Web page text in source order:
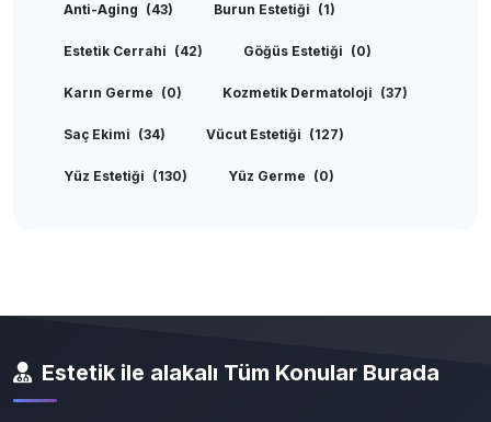
Anti-Aging (43) Burun Estetiği (1)
Estetik Cerrahi (42) Göğüs Estetiği (0)
Karın Germe (0) Kozmetik Dermatoloji (37)
Saç Ekimi (34) Vücut Estetiği (127)
Yüz Estetiği (130) Yüz Germe (0)
Estetik ile alakalı Tüm Konular Burada